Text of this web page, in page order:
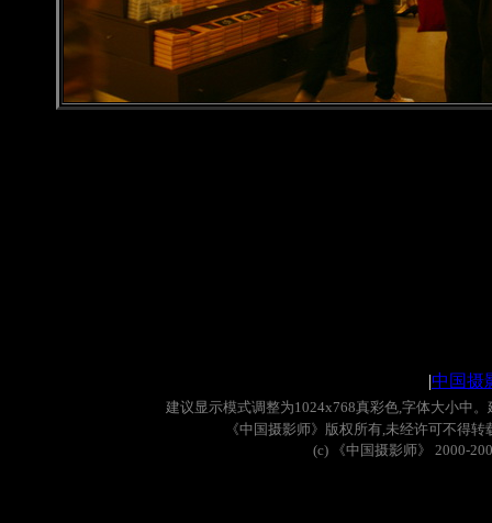
|中国摄
建议显示模式调整为1024x768真彩色,字体大小中。
《中国摄影师》版权所有,未经许可不得转
(c)
《中国摄影师》 2000-200